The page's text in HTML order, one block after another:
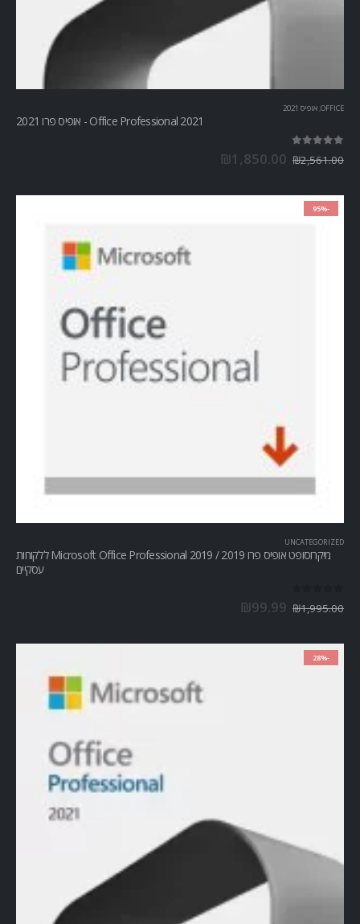
OFFICE
, אופיס 2021
Office Professional 2021 - אופיס פרו 2021
₪2,561.00
₪1,850.00
-95%
UNCATEGORIZED
מיקרוסופט אופיס פרו Microsoft Office Professional 2019 / 2019 ללקוחות
עסקיים
₪1,995.00
₪99.99
-28%